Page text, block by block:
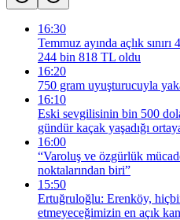
16:30
Temmuz ayında açlık
244 bin 818 TL oldu
16:20
750 gram uyuşturucuyla
16:10
Eski sevgilisinin bin 500
gündür kaçak yaşadığı
16:00
“Varoluş ve özgürlük
noktalarından biri”
15:50
Ertuğruloğlu: Erenköy,
etmeyeceğimizin en açık